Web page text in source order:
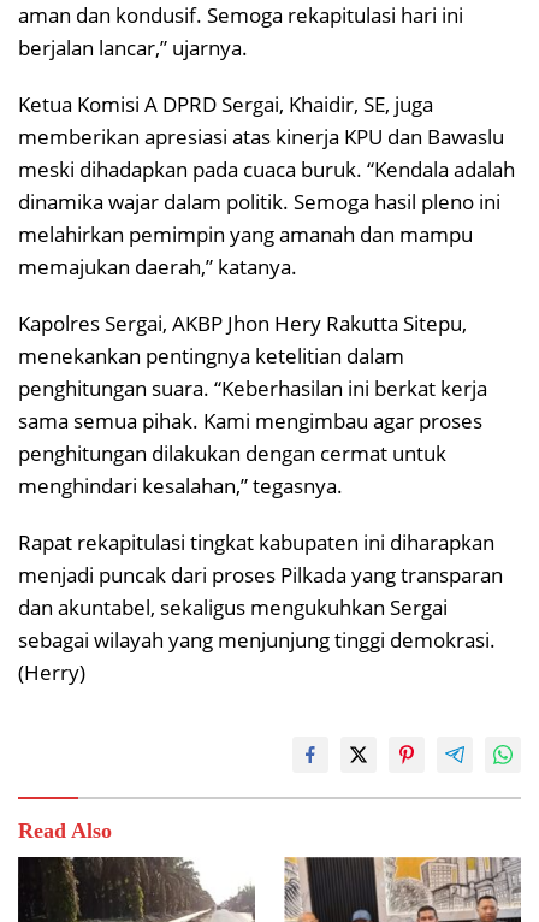
aman dan kondusif. Semoga rekapitulasi hari ini
berjalan lancar,” ujarnya.
Ketua Komisi A DPRD Sergai, Khaidir, SE, juga
memberikan apresiasi atas kinerja KPU dan Bawaslu
meski dihadapkan pada cuaca buruk. “Kendala adalah
dinamika wajar dalam politik. Semoga hasil pleno ini
melahirkan pemimpin yang amanah dan mampu
memajukan daerah,” katanya.
Kapolres Sergai, AKBP Jhon Hery Rakutta Sitepu,
menekankan pentingnya ketelitian dalam
penghitungan suara. “Keberhasilan ini berkat kerja
sama semua pihak. Kami mengimbau agar proses
penghitungan dilakukan dengan cermat untuk
menghindari kesalahan,” tegasnya.
Rapat rekapitulasi tingkat kabupaten ini diharapkan
menjadi puncak dari proses Pilkada yang transparan
dan akuntabel, sekaligus mengukuhkan Sergai
sebagai wilayah yang menjunjung tinggi demokrasi.
(Herry)
Read Also